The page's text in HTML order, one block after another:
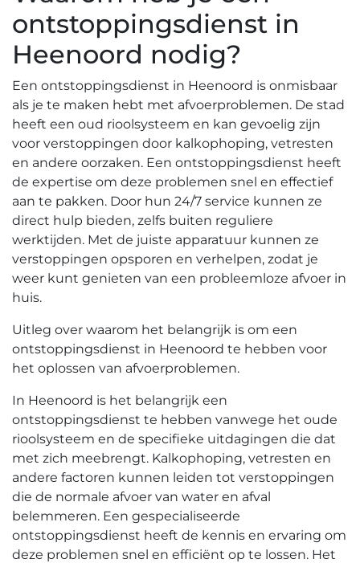
ontstoppingsdienst in
Heenoord nodig?​
Een ontstoppingsdienst in Heenoord is onmisbaar
als je te maken hebt met afvoerproblemen. De stad
heeft een oud rioolsysteem en kan gevoelig zijn
voor verstoppingen door kalkophoping, vetresten
en andere oorzaken.​ Een ontstoppingsdienst heeft
de expertise om deze problemen snel en effectief
aan te pakken.​ Door hun 24/7 service kunnen ze
direct hulp bieden, zelfs buiten reguliere
werktijden.​ Met de juiste apparatuur kunnen ze
verstoppingen opsporen en verhelpen, zodat je
weer kunt genieten van een probleemloze afvoer in
huis.​
Uitleg over waarom het belangrijk is om een
ontstoppingsdienst in Heenoord te hebben voor
het oplossen van afvoerproblemen.
In Heenoord is het belangrijk een
ontstoppingsdienst te hebben vanwege het oude
rioolsysteem en de specifieke uitdagingen die dat
met zich meebrengt.​ Kalkophoping, vetresten en
andere factoren kunnen leiden tot verstoppingen
die de normale afvoer van water en afval
belemmeren.​ Een gespecialiseerde
ontstoppingsdienst heeft de kennis en ervaring om
deze problemen snel en efficiënt op te lossen. Het